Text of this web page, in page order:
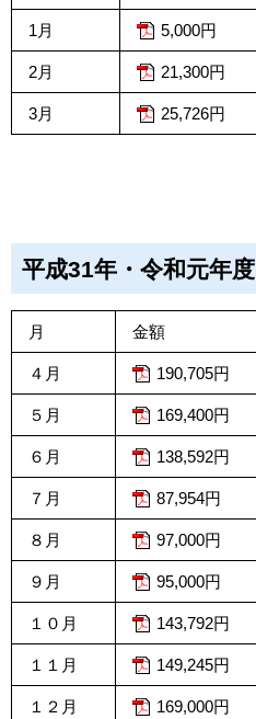
1月 5,000円
2月 21,300円
3月 25,726円
平成31年・令和元年度
月 金額
４月 190,705円
５月 169,400円
６月 138,592円
７月 87,954円
８月 97,000円
９月 95,000円
１０月 143,792円
１１月 149,245円
１２月 169,000円